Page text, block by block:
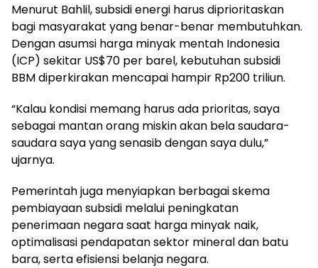
Menurut Bahlil, subsidi energi harus diprioritaskan
bagi masyarakat yang benar-benar membutuhkan.
Dengan asumsi harga minyak mentah Indonesia
(ICP) sekitar US$70 per barel, kebutuhan subsidi
BBM diperkirakan mencapai hampir Rp200 triliun.
“Kalau kondisi memang harus ada prioritas, saya
sebagai mantan orang miskin akan bela saudara-
saudara saya yang senasib dengan saya dulu,”
ujarnya.
Pemerintah juga menyiapkan berbagai skema
pembiayaan subsidi melalui peningkatan
penerimaan negara saat harga minyak naik,
optimalisasi pendapatan sektor mineral dan batu
bara, serta efisiensi belanja negara.